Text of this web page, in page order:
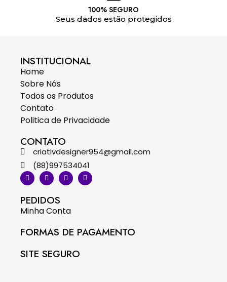
100% SEGURO
Seus dados estão protegidos
INSTITUCIONAL
Home
Sobre Nós
Todos os Produtos
Contato
Politica de Privacidade
CONTATO
criativdesigner954@gmail.com
(88)997534041
PEDIDOS
Minha Conta
FORMAS DE PAGAMENTO
SITE SEGURO